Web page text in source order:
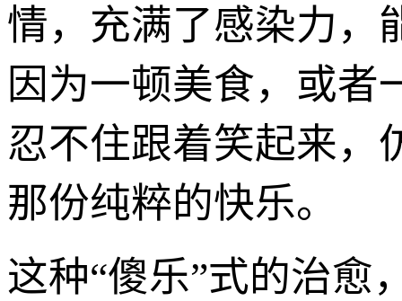
情，充满了感染力，
因为一顿美食，或者
忍不住跟着笑起来，
那份纯粹的快乐。
这种“傻乐”式的治愈